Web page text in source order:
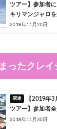
ツアー】参加者
キリマンジャロ
2018年11月20日
ったクレイ
【2019年
ツアー】参加者
2018年11月30日